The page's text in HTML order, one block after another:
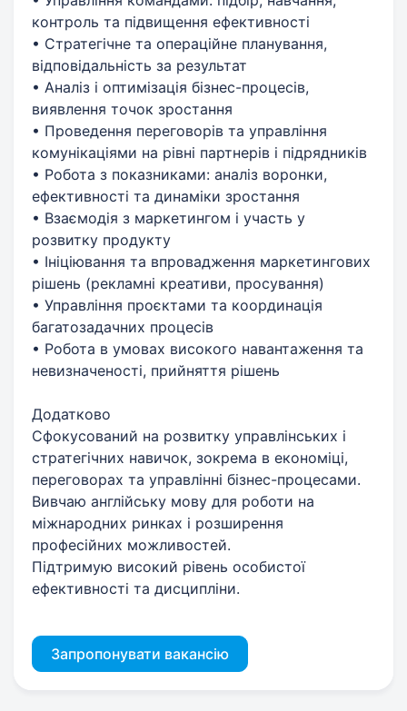
контроль та підвищення ефективності
• Стратегічне та операційне планування,
відповідальність за результат
• Аналіз і оптимізація бізнес-процесів,
виявлення точок зростання
• Проведення переговорів та управління
комунікаціями на рівні партнерів і підрядників
• Робота з показниками: аналіз воронки,
ефективності та динаміки зростання
• Взаємодія з маркетингом і участь у
розвитку продукту
• Ініціювання та впровадження маркетингових
рішень (рекламні креативи, просування)
• Управління проєктами та координація
багатозадачних процесів
• Робота в умовах високого навантаження та
невизначеності, прийняття рішень
Додатково
Сфокусований на розвитку управлінських і
стратегічних навичок, зокрема в економіці,
переговорах та управлінні бізнес-процесами.
Вивчаю англійську мову для роботи на
міжнародних ринках і розширення
професійних можливостей.
Підтримую високий рівень особистої
ефективності та дисципліни.
Запропонувати вакансію